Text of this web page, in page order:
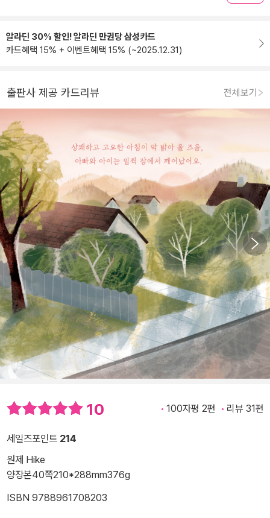
알라딘 30% 할인! 알라딘 만권당 삼성카드
카드혜택 15% + 이벤트혜택 15% (~2025.12.31)
출판사 제공 카드리뷰 전체보기
10 100자평 2편 리뷰 31편
세일즈포인트 214
원제 Hike
양장본40쪽210*288mm376g
ISBN 9788961708203